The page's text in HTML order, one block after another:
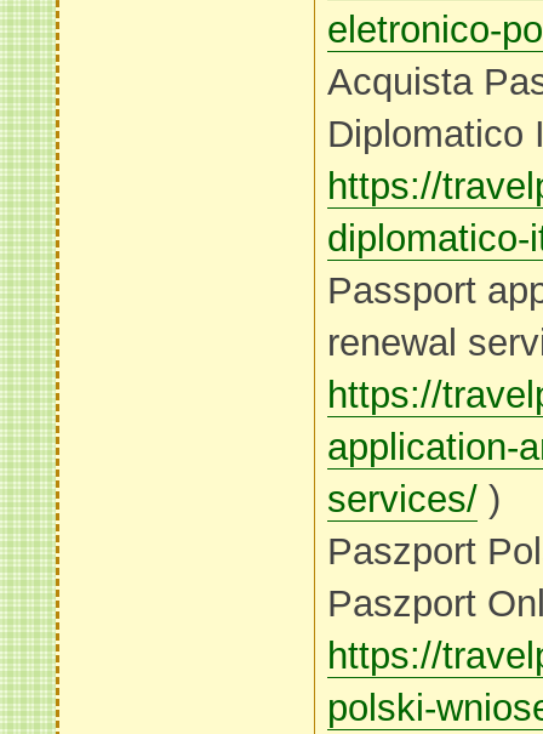
eletronico-
Acquista
Diplomatico
https://
diplomatico-
Passport
renewal
https://
application-
services/ )
Paszport
Paszport
https://
polski-